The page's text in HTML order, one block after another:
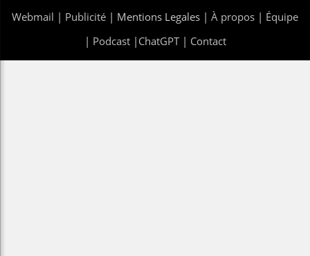
Webmail | Publicité | Mentions Legales | À propos | Équipe
| Podcast| ChatGPT| Contact